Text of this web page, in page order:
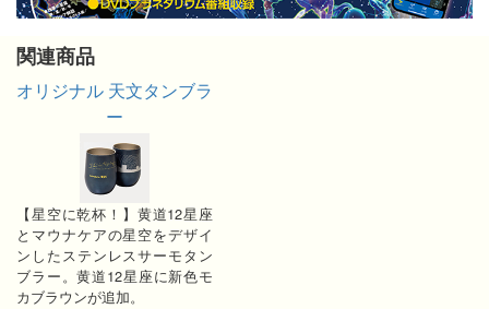
関連商品
オリジナル 天文タンブラ
ー
【星空に乾杯！】黄道12星座
とマウナケアの星空をデザイ
ンしたステンレスサーモタン
ブラー。黄道12星座に新色モ
カブラウンが追加。